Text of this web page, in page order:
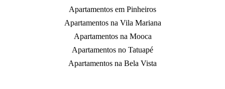
Apartamentos em Pinheiros
Apartamentos na Vila Mariana
Apartamentos na Mooca
Apartamentos no Tatuapé
Apartamentos na Bela Vista